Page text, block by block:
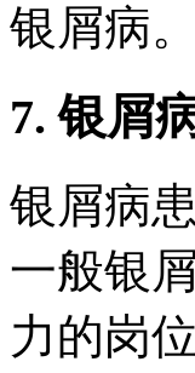
银屑病。
7. 银屑
银屑病
一般银
力的岗